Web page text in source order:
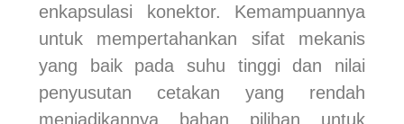
enkapsulasi konektor. Kemampuannya
untuk mempertahankan sifat mekanis
yang baik pada suhu tinggi dan nilai
penyusutan cetakan yang rendah
menjadikannya bahan pilihan untuk